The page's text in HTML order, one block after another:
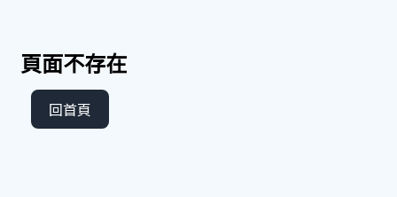
頁面不存在
回首頁